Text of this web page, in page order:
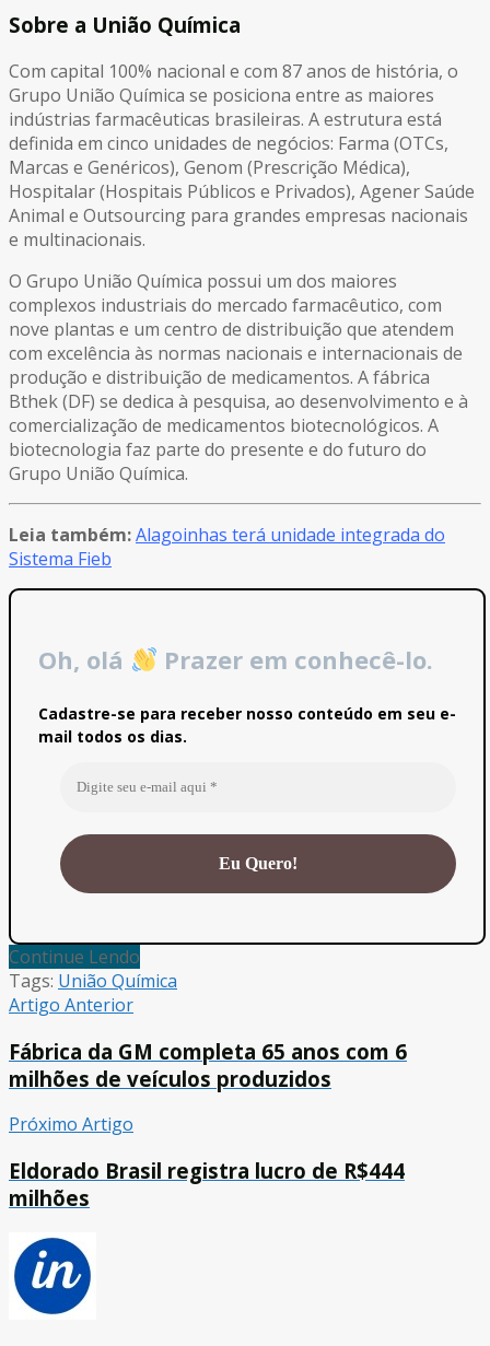
Sobre a União Química
Com capital 100% nacional e com 87 anos de história, o
Grupo União Química se posiciona entre as maiores
indústrias farmacêuticas brasileiras. A estrutura está
definida em cinco unidades de negócios: Farma (OTCs,
Marcas e Genéricos), Genom (Prescrição Médica),
Hospitalar (Hospitais Públicos e Privados), Agener Saúde
Animal e Outsourcing para grandes empresas nacionais
e multinacionais.
O Grupo União Química possui um dos maiores
complexos industriais do mercado farmacêutico, com
nove plantas e um centro de distribuição que atendem
com excelência às normas nacionais e internacionais de
produção e distribuição de medicamentos. A fábrica
Bthek (DF) se dedica à pesquisa, ao desenvolvimento e à
comercialização de medicamentos biotecnológicos. A
biotecnologia faz parte do presente e do futuro do
Grupo União Química.
Leia também:Alagoinhas terá unidade integrada do
Sistema Fieb
Oh, olá Prazer em conhecê-lo.
Cadastre-se para receber nosso conteúdo em seu e-
mail todos os dias.
Continue Lendo
Tags: União Química
Artigo Anterior
Fábrica da GM completa 65 anos com 6
milhões de veículos produzidos
Próximo Artigo
Eldorado Brasil registra lucro de R$444
milhões